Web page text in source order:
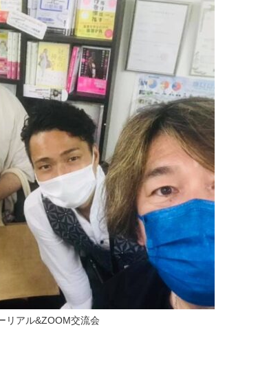
リアル&ZOOM交流会